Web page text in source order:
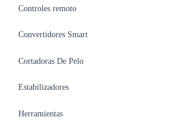
Controles remoto
Convertidores Smart
Cortadoras De Pelo
Estabilizadores
Herramientas